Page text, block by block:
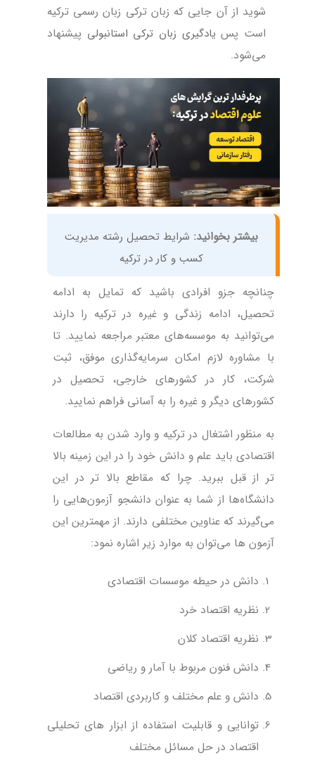
شوید از آن جایی که زبان ترکی زبان رسمی ترکیه
است پس یادگیری زبان ترکی استانبولی پیشنهاد
می‌شود.
بیشتر بخوانید: شرایط تحصیل رشته مدیریت
کسب و کار در ترکیه
چنانچه جزو افرادی باشید که تمایل به ادامه
تحصیل، ادامه زندگی و غیره در ترکیه را دارند
می‌توانید به موسسه‌های معتبر مراجعه نمایید. تا
با مشاوره لازم امکان سرمایه‌گذاری موفق، ثبت
شرکت، کار در کشور‌های خارجی، تحصیل در
کشور‌های دیگر و غیره را به آسانی فراهم نمایید.
به منظور اشتغال در ترکیه و وارد شدن به مطالعات
اقتصادی باید علم و دانش خود را در این زمینه بالا
تر از قبل ببرید. چرا که مقاطع بالا تر در این
دانشگاه‌ها از شما به عنوان دانشجو آزمون‌هایی را
می‌گیرند که عناوین مختلفی دارند. از مهمترین این
آزمون ها می‌توان به موارد زیر اشاره نمود:
دانش در حیطه موسسات اقتصادی
نظریه اقتصاد خرد
نظریه اقتصاد کلان
دانش فنون مربوط با آمار و ریاضی
دانش و علم مختلف و کاربردی اقتصاد
توانایی و قابلیت استفاده از ابزار های تحلیلی
اقتصاد در حل مسائل مختلف